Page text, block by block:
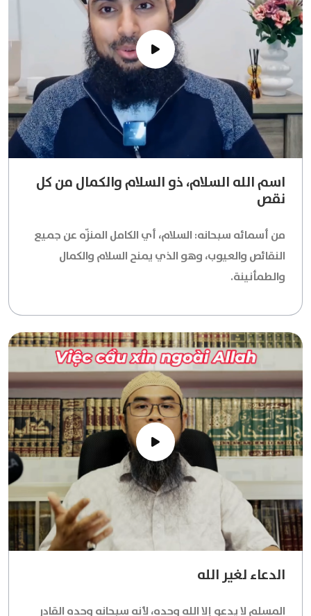
اسم الله السلام، ذو السلام والكمال من كل
نقص
من أسمائه سبحانه: السلام، أي الكامل المنزّه عن جميع
النقائص والعيوب، وهو الذي يمنح السلام والكمال
والطمأنينة.
الدعاء لغير الله
المسلم لا يدعو إلا الله وحده، لأنه سبحانه وحده القادر